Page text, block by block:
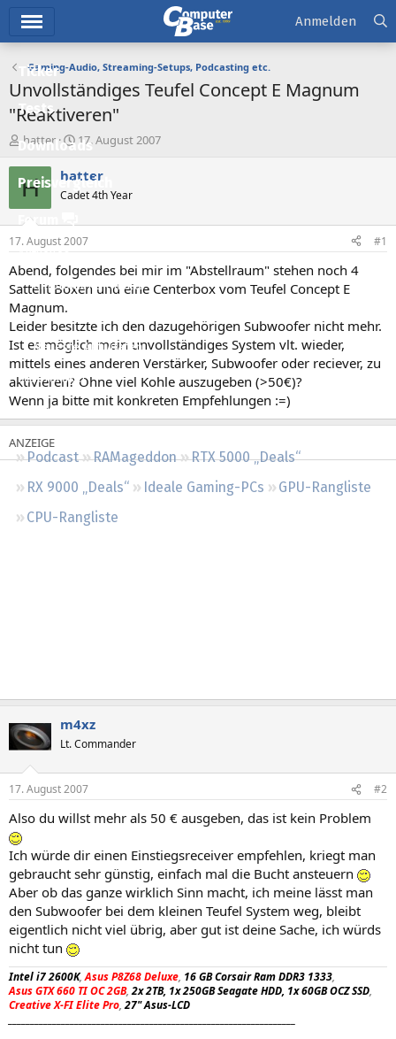
Ticker
Tests
Downloads
Preisvergleich
Forum
Aktuelles
Empfohlene Inhalte
Neue Beiträge
Neueste Aktivitäten
Leserartikel
Regeln
Podcast RAMageddon
RTX 5000 „Deals“
RX 9000 „Deals“
Ideale Gaming-PCs
GPU-Rangliste
CPU-Rangliste
Anmelden
Gaming-Audio, Streaming-Setups, Podcasting etc.
Unvollständiges Teufel Concept E Magnum
"Reaktiveren"
E
r
s
t
e
r
hatter
E
r
s
t
e
l
t
a
m
17. August 2007
H hatter
Cadet 4th Year
17. August 2007 #1
Abend, folgendes bei mir im "Abstellraum" stehen noch 4
Sattelit Boxen und eine Centerbox vom Teufel Concept E
Magnum.
Leider besitzte ich den dazugehörigen Subwoofer nicht mehr.
Ist es möglich mein unvollständiges System vlt. wieder,
mittels eines anderen Verstärker, Subwoofer oder reciever, zu
aktivieren? Ohne viel Kohle auszugeben (>50€)?
Wenn ja bitte mit konkreten Empfehlungen :=)
m4xz
Lt. Commander
17. August 2007 #2
Also du willst mehr als 50 € ausgeben, das ist kein Problem
Ich würde dir einen Einstiegsreceiver empfehlen, kriegt man
gebraucht sehr günstig, einfach mal die Bucht ansteuern
Aber ob das ganze wirklich Sinn macht, ich meine lässt man
den Subwoofer bei dem kleinen Teufel System weg, bleibt
eigentlich nicht viel übrig, aber gut ist deine Sache, ich würds
nicht tun
Intel i7 2600K,Asus P8Z68 Deluxe, 16 GB Corsair Ram DDR3 1333,
Asus GTX 660 TI OC 2GB,2x 2TB, 1x 250GB Seagate HDD, 1x 60GB OCZ SSD,
Creative X-FI Elite Pro,27" Asus-LCD